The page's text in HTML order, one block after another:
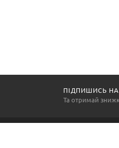
ПІДПИШИСЬ
Та отримай